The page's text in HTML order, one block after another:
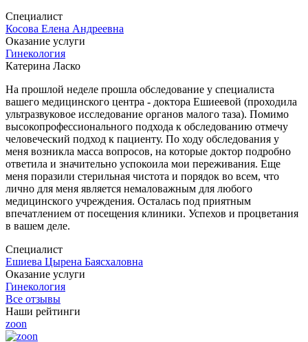
Специалист
Косова Елена Андреевна
Оказание услуги
Гинекология
Катерина Ласко
На прошлой неделе прошла обследование у специалиста
вашего медицинского центра - доктора Ешиеевой (проходила
ультразвуковое исследование органов малого таза). Помимо
высокопрофессионального подхода к обследованию отмечу
человеческий подход к пациенту. По ходу обследования у
меня возникла масса вопросов, на которые доктор подробно
ответила и значительно успокоила мои переживания. Еще
меня поразили стерильная чистота и порядок во всем, что
лично для меня является немаловажным для любого
медицинского учреждения. Осталась под приятным
впечатлением от посещения клиники. Успехов и процветания
в вашем деле.
Специалист
Ешиева Цырена Баясхаловна
Оказание услуги
Гинекология
Все отзывы
Наши рейтинги
zoon